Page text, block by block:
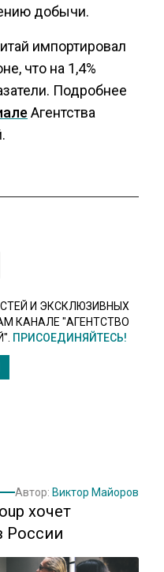
добычи.
импортировал
что на 1,4%
Подробнее
Агентства
И ЭКСКЛЮЗИВНЫХ
КАНАЛЕ "АГЕНТСТВО
ПРИСОЕДИНЯЙТЕСЬ!
Автор: Виктор Майоров
хочет
России